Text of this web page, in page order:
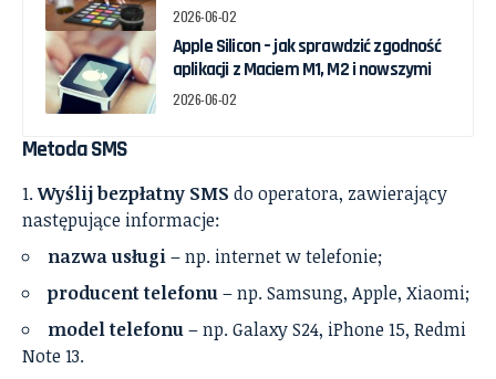
2026-06-02
Apple Silicon – jak sprawdzić zgodność
aplikacji z Maciem M1, M2 i nowszymi
2026-06-02
Metoda SMS
Wyślij bezpłatny SMS do operatora, zawierający
następujące informacje:
nazwa usługi– np. internet w telefonie;
producent telefonu– np. Samsung, Apple, Xiaomi;
model telefonu– np. Galaxy S24, iPhone 15, Redmi
Note 13.